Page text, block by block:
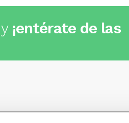
¡entérate de las